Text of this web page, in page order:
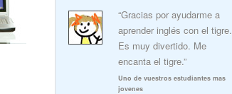
“Gracias por ayudarme a
aprender inglés con el tigre.
Es muy divertido. Me
encanta el tigre.”
Uno de vuestros estudiantes mas
jovenes